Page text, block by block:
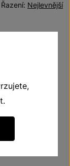
Nejlevnější
Řazení: